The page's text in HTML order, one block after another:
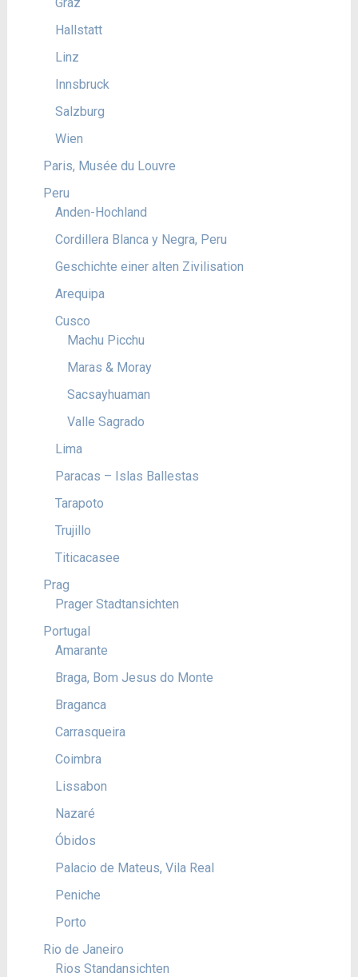
Hallstatt
Linz
Innsbruck
Salzburg
Wien
Paris, Musée du Louvre
Peru
Anden-Hochland
Cordillera Blanca y Negra, Peru
Geschichte einer alten Zivilisation
Arequipa
Cusco
Machu Picchu
Maras & Moray
Sacsayhuaman
Valle Sagrado
Lima
Paracas – Islas Ballestas
Tarapoto
Trujillo
Titicacasee
Prag
Prager Stadtansichten
Portugal
Amarante
Braga, Bom Jesus do Monte
Braganca
Carrasqueira
Coimbra
Lissabon
Nazaré
Óbidos
Palacio de Mateus, Vila Real
Peniche
Porto
Rio de Janeiro
Rios Standansichten